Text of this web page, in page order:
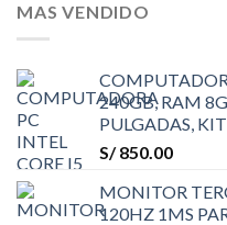
MAS VENDIDO
240GB, RAM
PULGADAS,
S/850.00
MONITOR
120HZ 1MS